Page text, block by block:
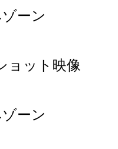
ーン
ョット映像
ーン